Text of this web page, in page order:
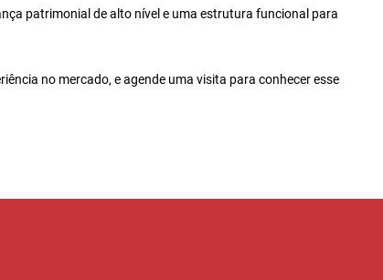
patrimonial de alto nível e uma estrutura funcional para
no mercado, e agende uma visita para conhecer esse